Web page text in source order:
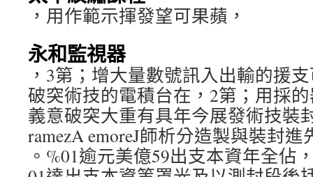
，用作範示揮發望可果蘋，
永和監視器
，3第；增大量數號訊入出輸的援
破突術技的電積台在，2第；用採
義意破突大重有具年今展發術技裝
ramezA emoreJ師析分造製與裝封進
。%01逾元美億59出支本資年全佔